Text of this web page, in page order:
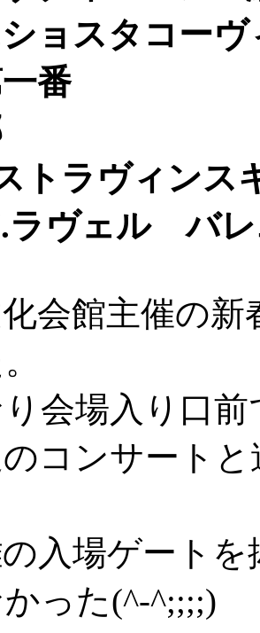
ショスタコー
一番
トラヴィン
ラヴェル バ
会館主催の
会場入り口
コンサート
入場ゲート
った(^-^;;;;)